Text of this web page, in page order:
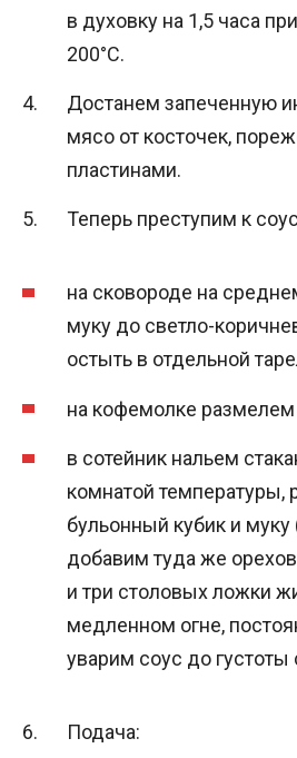
в духовку на 1,5 часа
200°С.
Достанем запеченную
мясо от косточек,
пластинами.
Теперь преступим к
на сковороде на
муку до светло-
остыть в отдельной
на кофемолке размелем
в сотейник нальем
комнатой температуры,
бульонный кубик и муку
добавим туда же
и три столовых ложки
медленном огне,
уварим соус до
Подача: